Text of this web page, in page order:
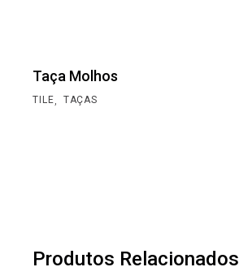
Taça Molhos
TILE, TAÇAS
Produtos Relacionados